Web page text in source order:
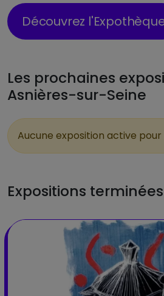
Découvrez
Les prochaines
Asnières-sur-Seine
Aucune exposition active
Expositions terminées